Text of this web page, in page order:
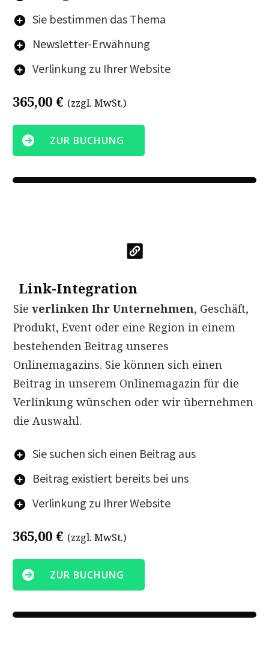
Sie bestimmen das Thema
Newsletter-Erwähnung
Verlinkung zu Ihrer Website
365,00 € (zzgl. MwSt.)
ZUR BUCHUNG
Link-Integration
Sie verlinken Ihr Unternehmen, Geschäft,
Produkt, Event oder eine Region in einem
bestehenden Beitrag unseres
Onlinemagazins. Sie können sich einen
Beitrag in unserem Onlinemagazin für die
Verlinkung wünschen oder wir übernehmen
die Auswahl.
Sie suchen sich einen Beitrag aus
Beitrag existiert bereits bei uns
Verlinkung zu Ihrer Website
365,00 € (zzgl. MwSt.)
ZUR BUCHUNG